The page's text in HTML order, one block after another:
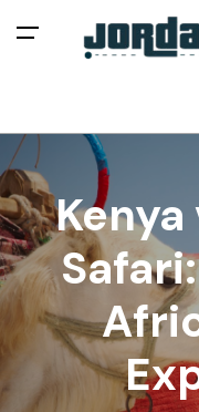
All filters
Menu
Home
About Us
Tours
Things To Do
Plan a Trip
Kenya